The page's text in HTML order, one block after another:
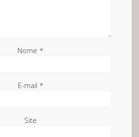
Nome *
E-mail *
Site